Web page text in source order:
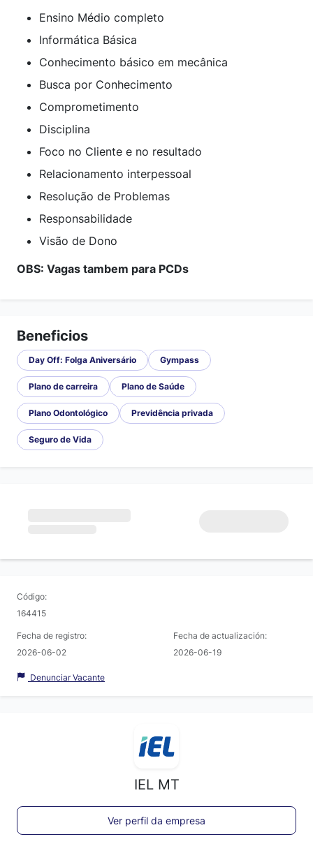
Ensino Médio completo
Informática Básica
Conhecimento básico em mecânica
Busca por Conhecimento
Comprometimento
Disciplina
Foco no Cliente e no resultado
Relacionamento interpessoal
Resolução de Problemas
Responsabilidade
Visão de Dono
OBS: Vagas tambem para PCDs
Beneficios
Day Off: Folga Aniversário Gympass
Plano de carreira Plano de Saúde
Plano Odontológico Previdência privada
Seguro de Vida
Código:
164415
Fecha de registro:
2026-06-02
Fecha de actualización:
2026-06-19
Denunciar Vacante
IEL MT
Ver perfil da empresa